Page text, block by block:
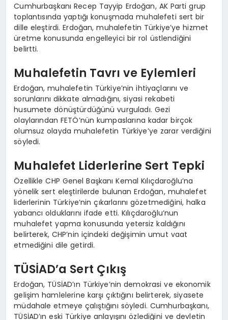
Cumhurbaşkanı Recep Tayyip Erdoğan, AK Parti grup
toplantısında yaptığı konuşmada muhalefeti sert bir
dille eleştirdi. Erdoğan, muhalefetin Türkiye’ye hizmet
üretme konusunda engelleyici bir rol üstlendiğini
belirtti.
Muhalefetin Tavrı ve Eylemleri
Erdoğan, muhalefetin Türkiye’nin ihtiyaçlarını ve
sorunlarını dikkate almadığını, siyasi rekabeti
husumete dönüştürdüğünü vurguladı. Gezi
olaylarından FETÖ’nün kumpaslarına kadar birçok
olumsuz olayda muhalefetin Türkiye’ye zarar verdiğini
söyledi.
Muhalefet Liderlerine Sert Tepki
Özellikle CHP Genel Başkanı Kemal Kılıçdaroğlu’na
yönelik sert eleştirilerde bulunan Erdoğan, muhalefet
liderlerinin Türkiye’nin çıkarlarını gözetmediğini, halka
yabancı olduklarını ifade etti. Kılıçdaroğlu’nun
muhalefet yapma konusunda yetersiz kaldığını
belirterek, CHP’nin içindeki değişimin umut vaat
etmediğini dile getirdi.
TÜSİAD’a Sert Çıkış
Erdoğan, TÜSİAD’ın Türkiye’nin demokrasi ve ekonomik
gelişim hamlelerine karşı çıktığını belirterek, siyasete
müdahale etmeye çalıştığını söyledi. Cumhurbaşkanı,
TÜSİAD’ın eski Türkiye anlayışını özlediğini ve devletin